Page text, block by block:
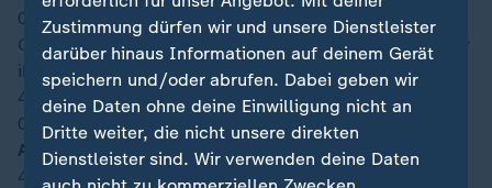
04:05
Ohne personelle Veränderungen schicken beide Trainer
ihre Mannschaften in den zweiten Spielabschnitt.
46′
04:05
Anpfiff 2. Halbzeit
45′
Zustimmung dürfen wir und unsere Dienstleister
darüber hinaus Informationen auf deinem Gerät
speichern und/oder abrufen. Dabei geben wir
deine Daten ohne deine Einwilligung nicht an
Dritte weiter, die nicht unsere direkten
Dienstleister sind. Wir verwenden deine Daten